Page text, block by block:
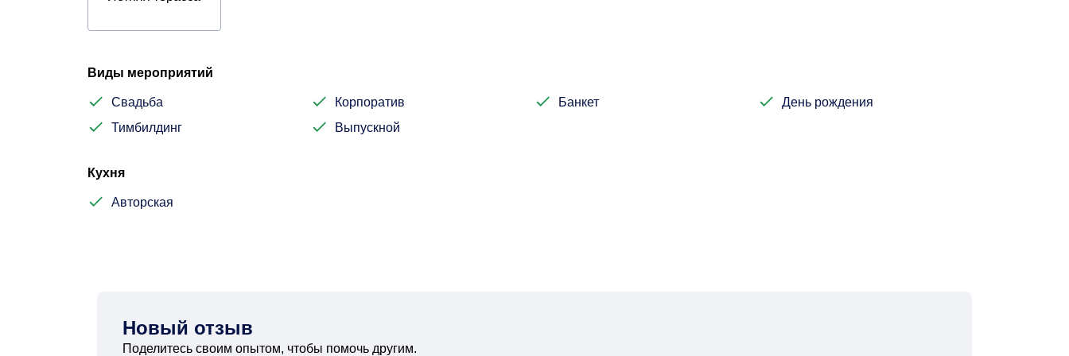
Виды мероприятий
Свадьба Корпоратив Банкет
День рождения
Тимбилдинг
Выпускной
Кухня
Авторская
Новый отзыв
Поделитесь своим опытом, чтобы помочь другим.